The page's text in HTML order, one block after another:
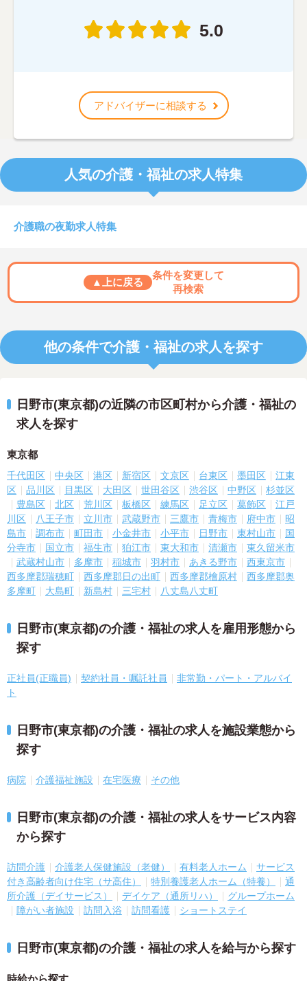
5.0
アドバイザーに相談する
人気の介護・福祉の求人特集
介護職の夜勤求人特集
▲上に戻る
条件を変更して
再検索
他の条件で介護・福祉の求人を探す
日野市(東京都)の近隣の市区町村から介護・福祉の
求人を探す
東京都
千代田区 中央区 港区 新宿区 文京区 台東区 墨田区
江東
区
品川区 目黒区 大田区 世田谷区 渋谷区 中野区
杉並区
豊島区
北区 荒川区 板橋区 練馬区 足立区 葛飾区
江戸
川区
八王子市 立川市 武蔵野市 三鷹市 青梅市 府中市
昭
島市
調布市 町田市 小金井市 小平市 日野市 東村山市
国
分寺市
国立市 福生市 狛江市 東大和市 清瀬市
東久留米市
武蔵村山市
多摩市 稲城市 羽村市 あきる野市
西東京市
西多摩郡瑞穂町
西多摩郡日の出町 西多摩郡檜原村
西多摩郡奥
多摩町
大島町 新島村 三宅村 八丈島八丈町
日野市(東京都)の介護・福祉の求人を雇用形態から
探す
正社員(正職員) 契約社員・嘱託社員
非常勤・パート・アルバイ
ト
日野市(東京都)の介護・福祉の求人を施設業態から
探す
病院 介護福祉施設 在宅医療 その他
日野市(東京都)の介護・福祉の求人をサービス内容
から探す
訪問介護 介護老人保健施設（老健） 有料老人ホーム
サービス
付き高齢者向け住宅（サ高住）
特別養護老人ホーム（特養）
通
所介護（デイサービス）
デイケア（通所リハ）
グループホーム
障がい者施設
訪問入浴 訪問看護 ショートステイ
日野市(東京都)の介護・福祉の求人を給与から探す